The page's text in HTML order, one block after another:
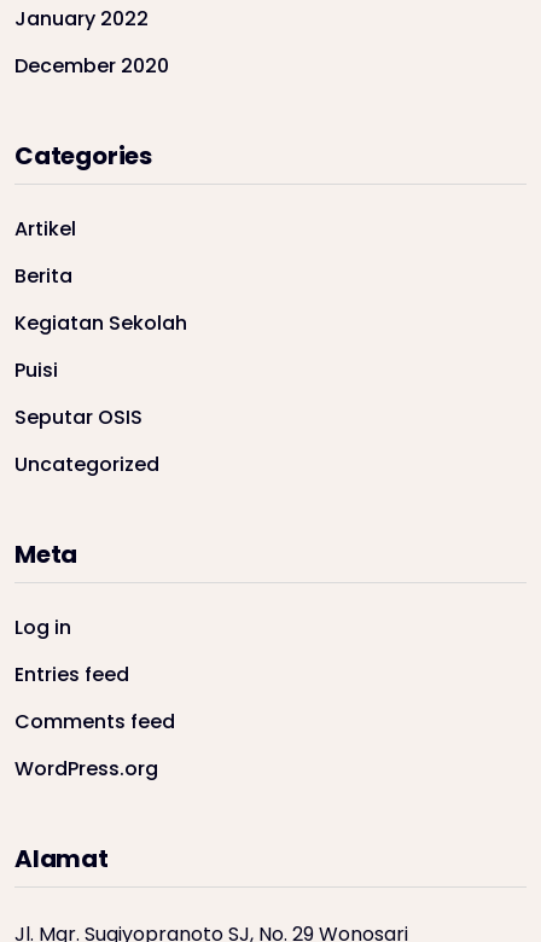
January 2022
December 2020
Categories
Artikel
Berita
Kegiatan Sekolah
Puisi
Seputar OSIS
Uncategorized
Meta
Log in
Entries feed
Comments feed
WordPress.org
Alamat
Jl. Mgr. Sugiyopranoto SJ, No. 29 Wonosari